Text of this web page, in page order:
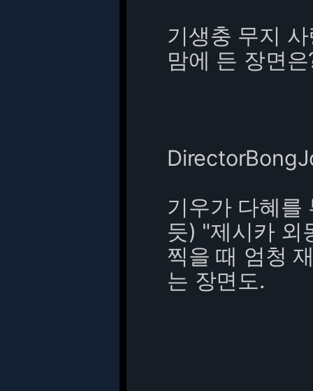
기생충 무지
맘에 든 장면은
기우가 다혜를
듯) "제시카 외
찍을 때 엄청
는 장면도.